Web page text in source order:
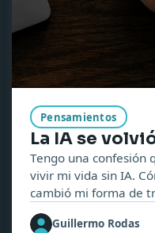
Pensamientos
La IA se
Tengo una confesión
vivir mi vida sin IA.
cambió mi forma de
pensamientos y
Guillermo Rodas